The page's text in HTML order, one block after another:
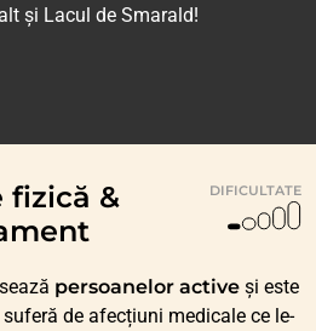
și Lacul de Smarald!
fizică &
DIFICULTATE
persoanelor active și este
de afecțiuni medicale ce le-